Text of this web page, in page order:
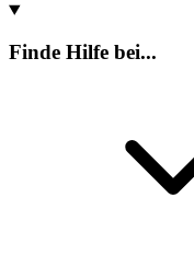
Finde Hilfe bei...